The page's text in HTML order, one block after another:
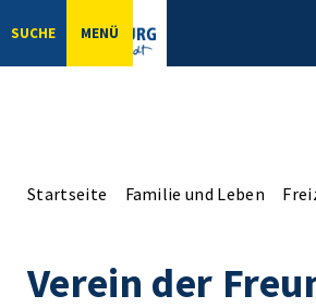
SUCHE MENÜ
Startseite Familie und Leben
Verein der